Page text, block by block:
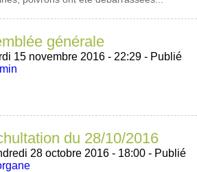
générale
15 novembre 2016 - 22:29 - Publié
du 28/10/2016
28 octobre 2016 - 18:00 - Publié